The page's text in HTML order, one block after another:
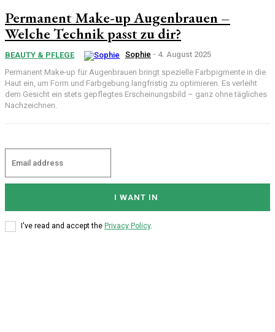
Permanent Make-up Augenbrauen –
Welche Technik passt zu dir?
BEAUTY & PFLEGE Sophie - 4. August 2025
Permanent Make-up für Augenbrauen bringt spezielle Farbpigmente in die
Haut ein, um Form und Farbgebung langfristig zu optimieren. Es verleiht
dem Gesicht ein stets gepflegtes Erscheinungsbild – ganz ohne tägliches
Nachzeichnen.
I WANT IN
I've read and accept the Privacy Policy.